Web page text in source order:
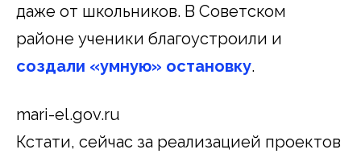
даже от школьников. В Советском
районе ученики благоустроили и
создали «умную» остановку.
mari-el.gov.ru
Кстати, сейчас за реализацией проектов